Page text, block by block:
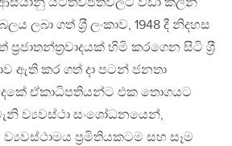
ලබා ගත් ශ‍්‍රී ලංකාව, 1948 දී නිදහස
හිමි කරගෙන සිටි ශ‍්‍රී
ඇති කර ගත් දා පටන් ජනතා
ඒකාධිපතියන්ට එක තොගයට
ව්‍යවස්ථා සංශෝධනයෙන්,
ව්‍යවස්ථාමය ප‍්‍රමිතියකටම සහ සෑම